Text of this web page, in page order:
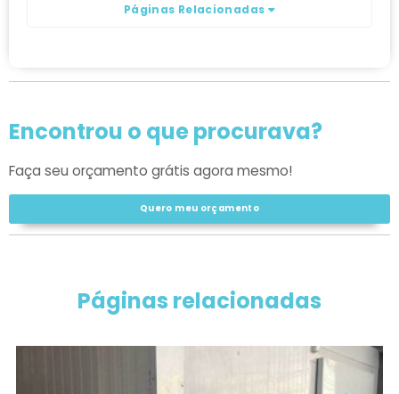
Páginas Relacionadas
Encontrou o que procurava?
Faça seu orçamento grátis agora mesmo!
Quero meu orçamento
Páginas relacionadas